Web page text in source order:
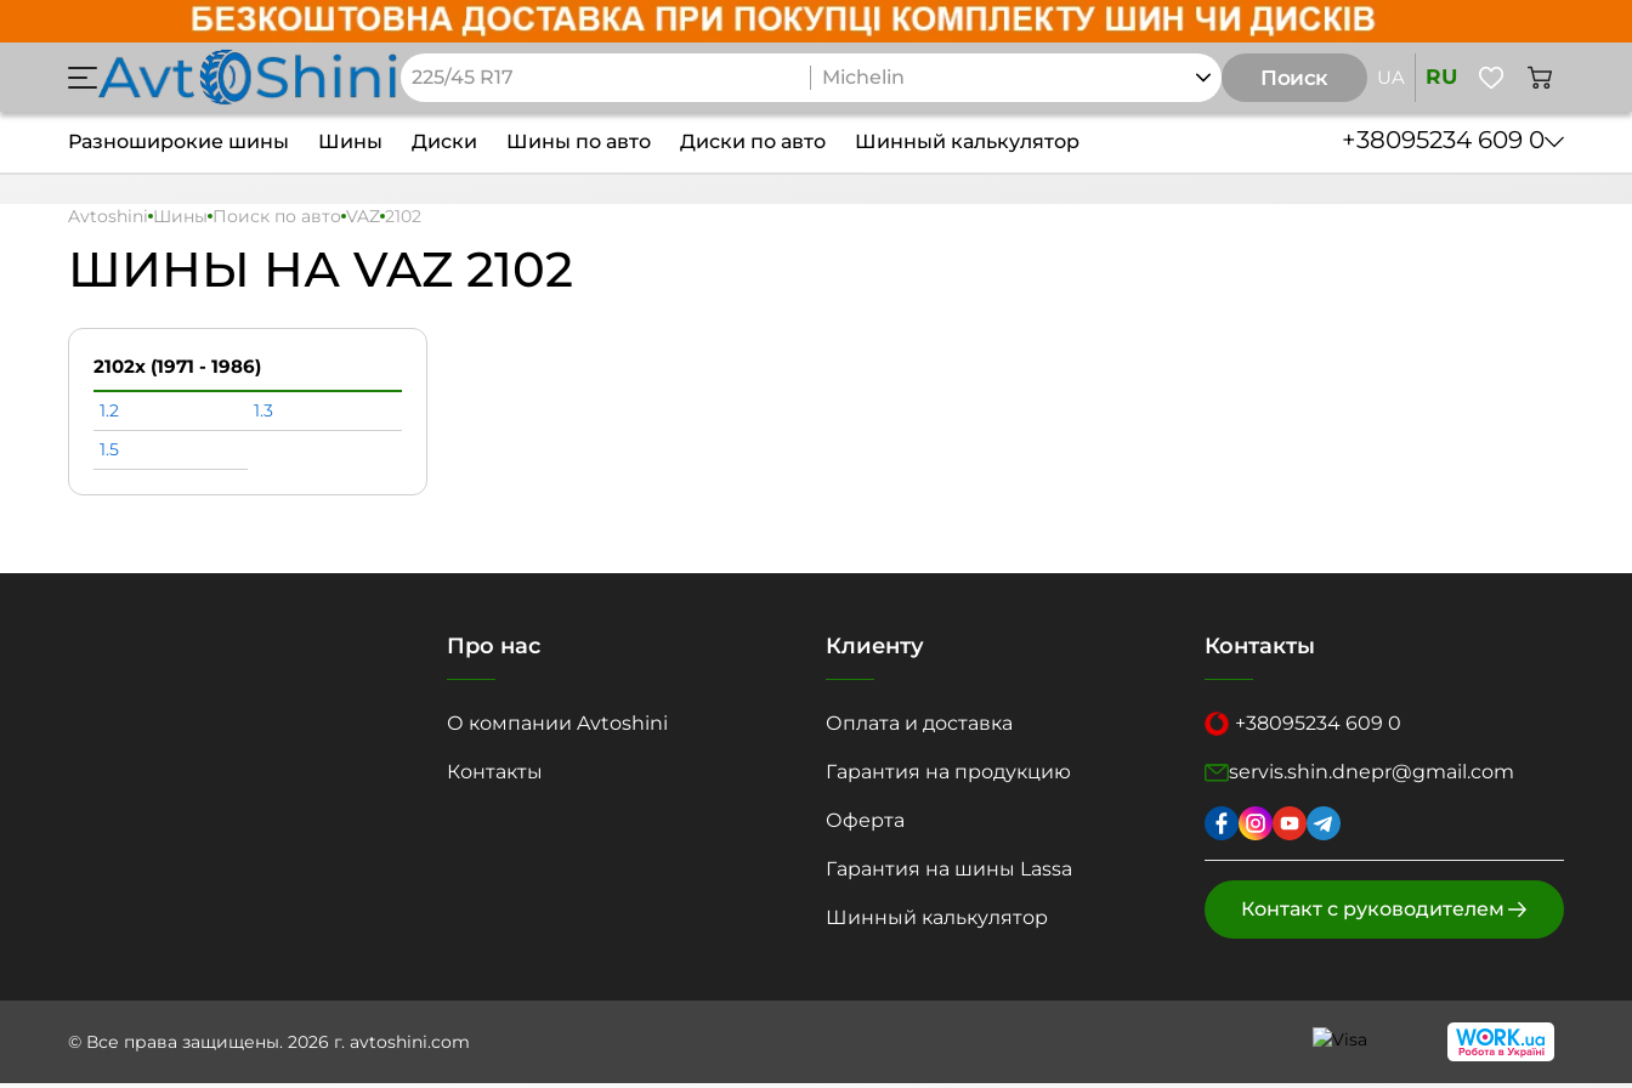
Поиск UA RU
Разноширокие шины Шины Диски Шины по авто Диски по авто Шинный калькулятор +38095234 609 0
Avtoshini Шины Поиск по авто VAZ 2102
ШИНЫ НА VAZ 2102
2102x (1971 - 1986)
1.2
1.3
1.5
Про нас
О компании Avtoshini
Контакты
Клиенту
Оплата и доставка
Гарантия на продукцию
Оферта
Гарантия на шины Lassa
Шинный калькулятор
Контакты
+38095234 609 0
servis.shin.dnepr@gmail.com
Контакт с руководителем
© Все права защищены. 2026 г. avtoshini.com